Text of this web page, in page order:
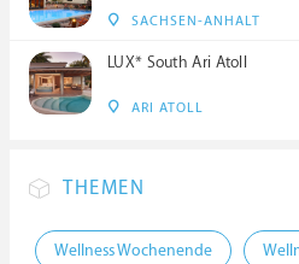
SACHSEN-ANHALT
LUX* South Ari Atoll
ARI ATOLL
THEMEN
Wellness Wochenende